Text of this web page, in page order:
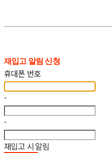
재입고 알림 신청
휴대폰 번호
-
-
재입고 시 알림